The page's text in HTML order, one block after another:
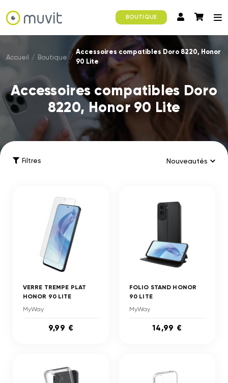
BOUTIQUE
Accueil / Boutique /
Accessoires compatibles Doro 8220, Honor
90 Lite
Accessoires compatibles Doro
8220, Honor 90 Lite
Filtres
VERRE TREMPE PLAT
HONOR 90 LITE
MyWay
9,99 €
FOLIO STAND HONOR
90 LITE
MyWay
14,99 €